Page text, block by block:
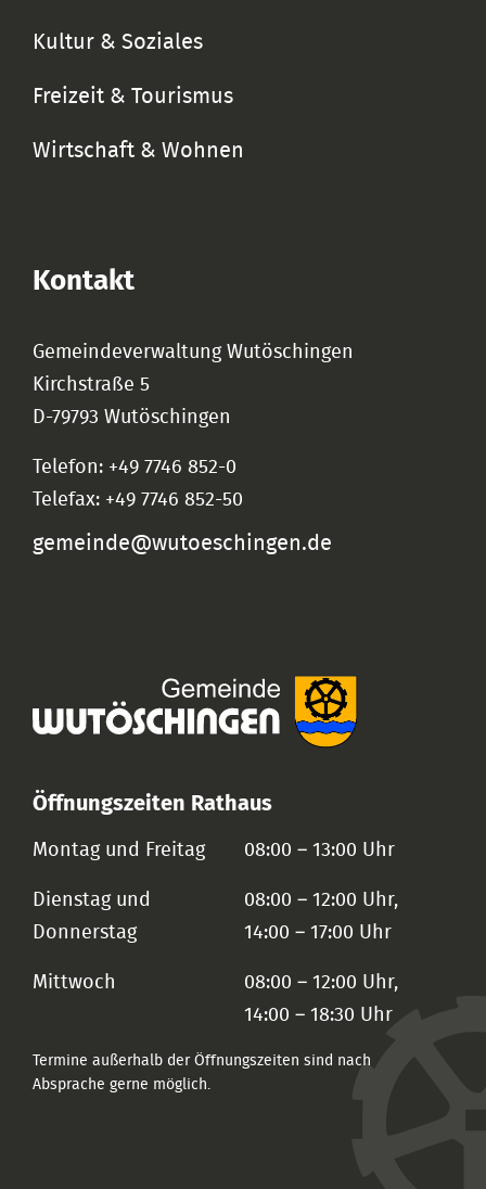
Kultur & Soziales
Freizeit & Tourismus
Wirtschaft & Wohnen
Kontakt
Gemeindeverwaltung Wutöschingen
Kirchstraße 5
D-79793 Wutöschingen
Telefon: +49 7746 852-0
Telefax: +49 7746 852-50
gemeinde@wutoeschingen.de
Öffnungszeiten Rathaus
Montag und Freitag 08:00 – 13:00 Uhr
Dienstag und
Donnerstag
08:00 – 12:00 Uhr,
14:00 – 17:00 Uhr
Mittwoch
08:00 – 12:00 Uhr,
14:00 – 18:30 Uhr
Termine außerhalb der Öffnungszeiten sind nach
Absprache gerne möglich.